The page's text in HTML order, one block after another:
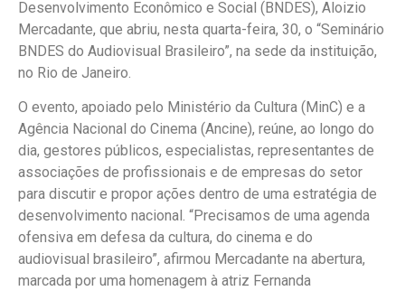
Desenvolvimento Econômico e Social (BNDES), Aloizio
Mercadante, que abriu, nesta quarta-feira, 30, o “Seminário
BNDES do Audiovisual Brasileiro”, na sede da instituição,
no Rio de Janeiro.
O evento, apoiado pelo Ministério da Cultura (MinC) e a
Agência Nacional do Cinema (Ancine), reúne, ao longo do
dia, gestores públicos, especialistas, representantes de
associações de profissionais e de empresas do setor
para discutir e propor ações dentro de uma estratégia de
desenvolvimento nacional. “Precisamos de uma agenda
ofensiva em defesa da cultura, do cinema e do
audiovisual brasileiro”, afirmou Mercadante na abertura,
marcada por uma homenagem à atriz Fernanda